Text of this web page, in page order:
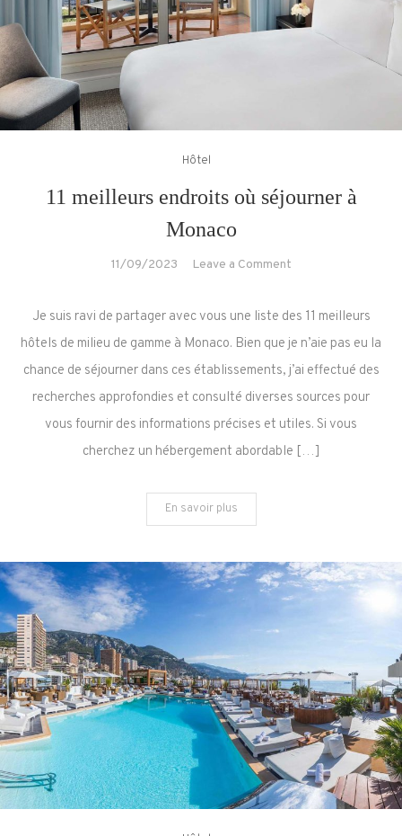
Hôtel
11 meilleurs endroits où séjourner à
Monaco
11/09/2023 Leave a Commenton
meilleurs
séjourner
à
Monaco
Je suis ravi de partager avec vous une liste des 11 meilleurs
hôtels de milieu de gamme à Monaco. Bien que je n’aie pas eu la
chance de séjourner dans ces établissements, j’ai effectué des
recherches approfondies et consulté diverses sources pour
vous fournir des informations précises et utiles. Si vous
cherchez un hébergement abordable […]
En savoir plus